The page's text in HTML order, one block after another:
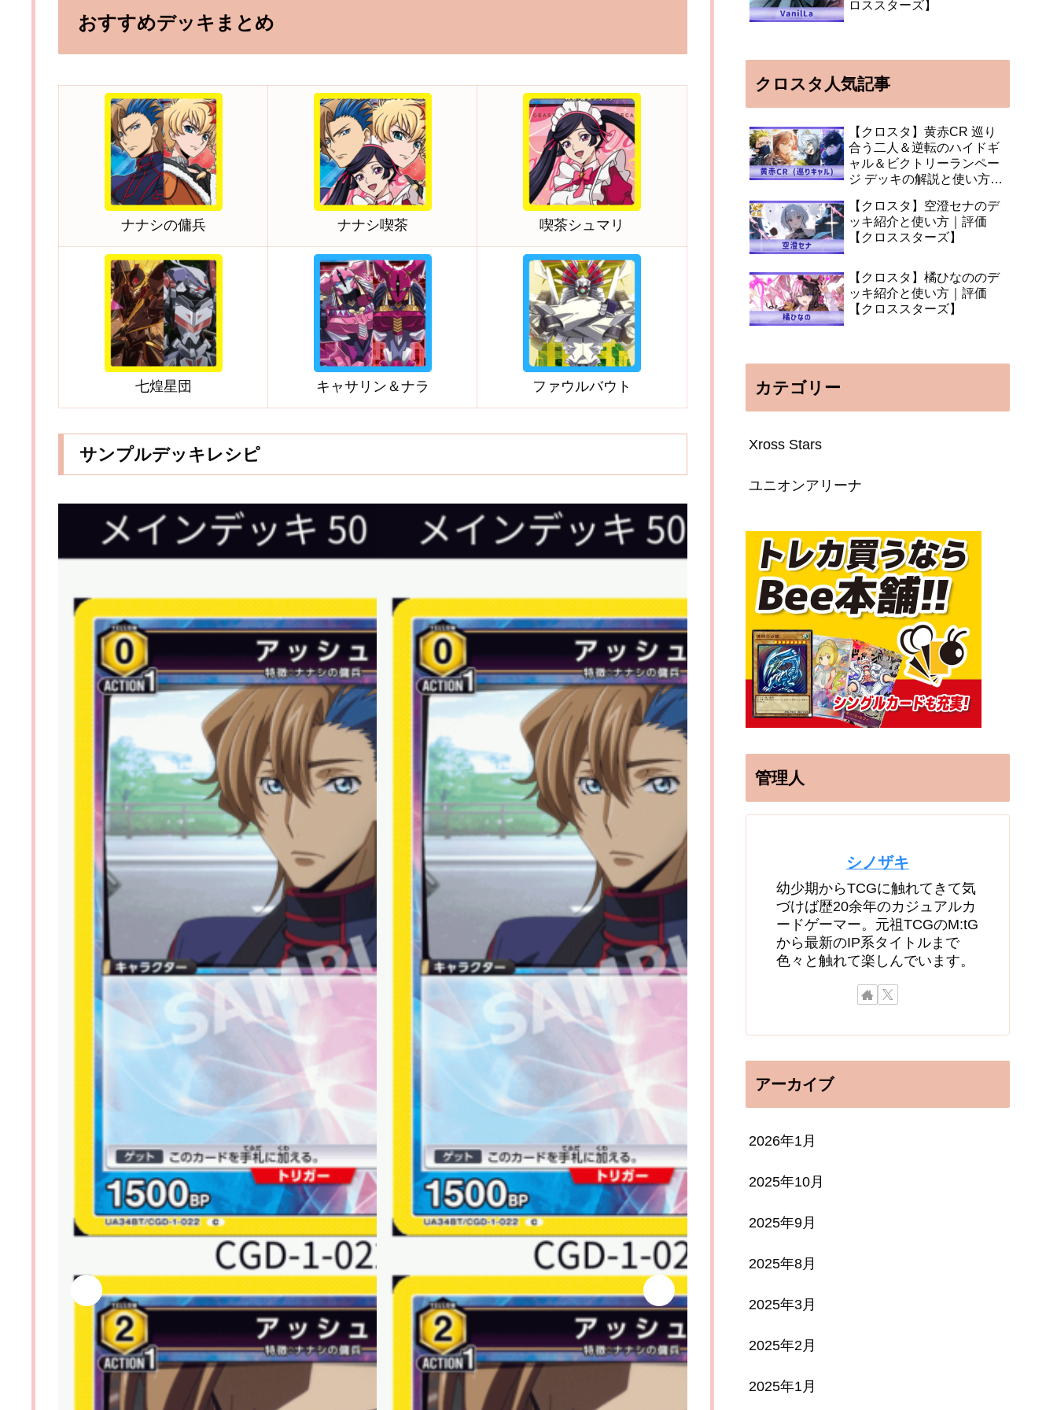
おすすめデッキまとめ
ナナシの傭兵 ナナシ喫茶 喫茶シュマリ
七煌星団 キャサリン＆ナラ ファウルバウト
サンプルデッキレシピ
ロススターズ】
クロスタ人気記事
【クロスタ】黄赤CR 巡り
合う二人＆逆転のハイドギ
ャル＆ビクトリーランペー
ジ デッキの解説と使い方
【クロスタ】空澄セナのデ
ッキ紹介と使い方｜評価
【クロススターズ】
【クロスタ】橘ひなののデ
ッキ紹介と使い方｜評価
【クロススターズ】
カテゴリー
Xross Stars
ユニオンアリーナ
管理人
シノザキ
幼少期からTCGに触れてきて気
づけば歴20余年のカジュアルカ
ードゲーマー。元祖TCGのM:tG
から最新のIP系タイトルまで
色々と触れて楽しんでいます。
アーカイブ
2026年1月
2025年10月
2025年9月
2025年8月
2025年3月
2025年2月
2025年1月